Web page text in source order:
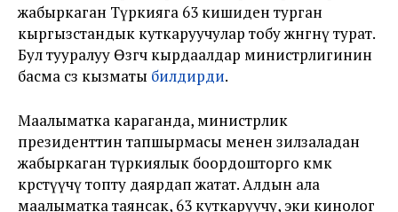
жабыркаган Түркияга 63 кишиден турган
кыргызстандык куткаруучулар тобу жөнөгөнү турат.
Бул тууралуу Өзгөчө кырдаалдар министрлигинин
басма сөз кызматы билдирди.
Маалыматка караганда, министрлик
президенттин тапшырмасы менен зилзаладан
жабыркаган түркиялык боордошторго көмөк
көрсөтүүчү топту даярдап жатат. Алдын ала
маалыматка таянсак, 63 куткаруучу, эки кинолог